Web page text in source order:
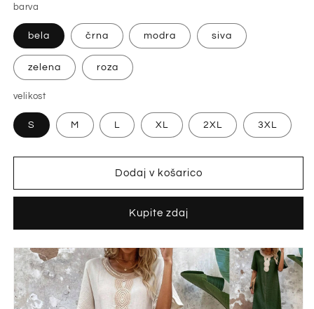
barva
bela črna modra siva
zelena roza
velikost
S M L XL 2XL 3XL
Dodaj v košarico
Kupite zdaj